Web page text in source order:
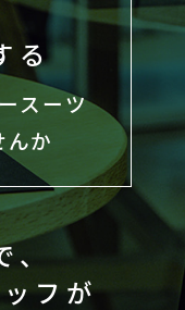
る
スーツ
んか
フが